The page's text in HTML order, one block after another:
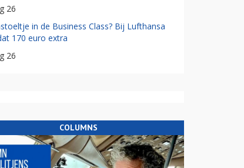
26
in de Business Class? Bij Lufthansa
170 euro extra
26
COLUMNS